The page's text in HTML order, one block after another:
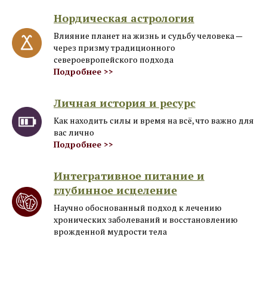
Нордическая астрология
Влияние планет на жизнь и судьбу человека —
через призму традиционного
североевропейского подхода
Подробнее >>
Личная история и ресурс
Как находить силы и время на всё, что важно для
вас лично
Подробнее >>
Интегративное питание и
глубинное исцеление
Научно обоснованный подход к лечению
хронических заболеваний и восстановлению
врожденной мудрости тела